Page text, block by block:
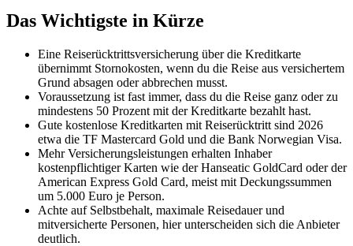
Das Wichtigste in Kürze
Eine Reiserücktrittsversicherung über die Kreditkarte
übernimmt Stornokosten, wenn du die Reise aus versichertem
Grund absagen oder abbrechen musst.
Voraussetzung ist fast immer, dass du die Reise ganz oder zu
mindestens 50 Prozent mit der Kreditkarte bezahlt hast.
Gute kostenlose Kreditkarten mit Reiserücktritt sind 2026
etwa die TF Mastercard Gold und die Bank Norwegian Visa.
Mehr Versicherungsleistungen erhalten Inhaber
kostenpflichtiger Karten wie der Hanseatic GoldCard oder der
American Express Gold Card, meist mit Deckungssummen
um 5.000 Euro je Person.
Achte auf Selbstbehalt, maximale Reisedauer und
mitversicherte Personen, hier unterscheiden sich die Anbieter
deutlich.